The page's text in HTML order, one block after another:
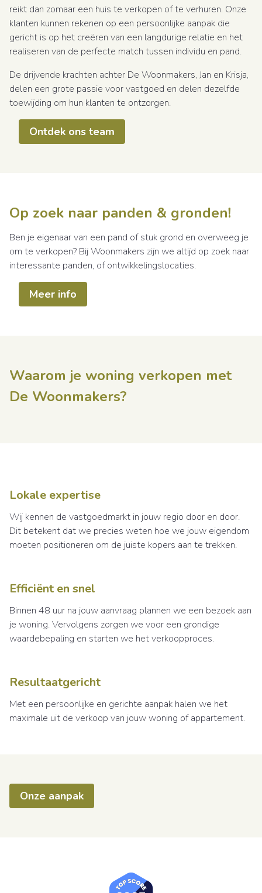
reikt dan zomaar een huis te verkopen of te verhuren. Onze
klanten kunnen rekenen op een persoonlijke aanpak die
gericht is op het creëren van een langdurige relatie en het
realiseren van de perfecte match tussen individu en pand.
De drijvende krachten achter De Woonmakers, Jan en Krisja,
delen een grote passie voor vastgoed en delen dezelfde
toewijding om hun klanten te ontzorgen.
Ontdek ons team
Op zoek naar panden & gronden!
Ben je eigenaar van een pand of stuk grond en overweeg je
om te verkopen? Bij Woonmakers zijn we altijd op zoek naar
interessante panden, of ontwikkelingslocaties.
Meer info
Waarom je woning verkopen met
De Woonmakers?
Lokale expertise
Wij kennen de vastgoedmarkt in jouw regio door en door.
Dit betekent dat we precies weten hoe we jouw eigendom
moeten positioneren om de juiste kopers aan te trekken.
Efficiënt en snel
Binnen 48 uur na jouw aanvraag plannen we een bezoek aan
je woning. Vervolgens zorgen we voor een grondige
waardebepaling en starten we het verkoopproces.
Resultaatgericht
Met een persoonlijke en gerichte aanpak halen we het
maximale uit de verkoop van jouw woning of appartement.
Onze aanpak